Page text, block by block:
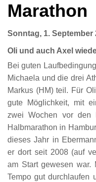
Marathon
Sonntag, 1. September
Oli und auch Axel
Bei guten
Michaela und die drei
Markus (HM) teil. Für
gute Möglichkeit, mit
zwei Wochen vor den
Halbmarathon in
dieses Jahr in
er dort seit 2008 (auf
am Start gewesen war.
Tempo gut durchlaufen